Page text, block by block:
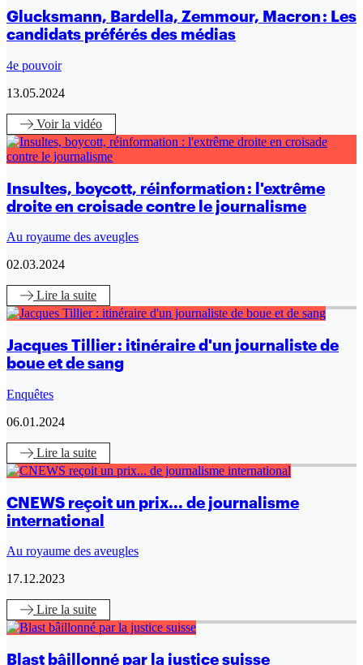
Glucksmann, Bardella, Zemmour, Macron : Les
candidats préférés des médias
4e pouvoir
13.05.2024
Voirla vidéo
Insultes, boycott, réinformation : l'extrême
droite en croisade contre le journalisme
Au royaume des aveugles
02.03.2024
Lire la suite
Jacques Tillier : itinéraire d'un journaliste de
boue et de sang
Enquêtes
06.01.2024
Lire la suite
CNEWS reçoit un prix... de journalisme
international
Au royaume des aveugles
17.12.2023
Lire la suite
Blast bâillonné par la justice suisse